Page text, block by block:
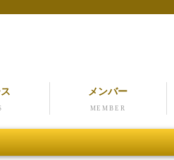
メンバー
MEMBER